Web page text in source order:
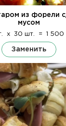
из форели
мусом
x 30 шт. = 1 500
Заменить